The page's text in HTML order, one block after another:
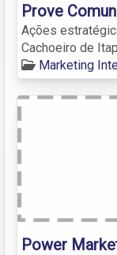
Prove
Ações
Cachoeiro de
Marketing
Power